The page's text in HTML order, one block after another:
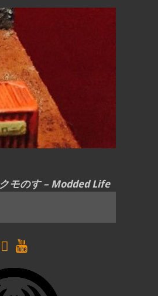
クモのす – Modded Life